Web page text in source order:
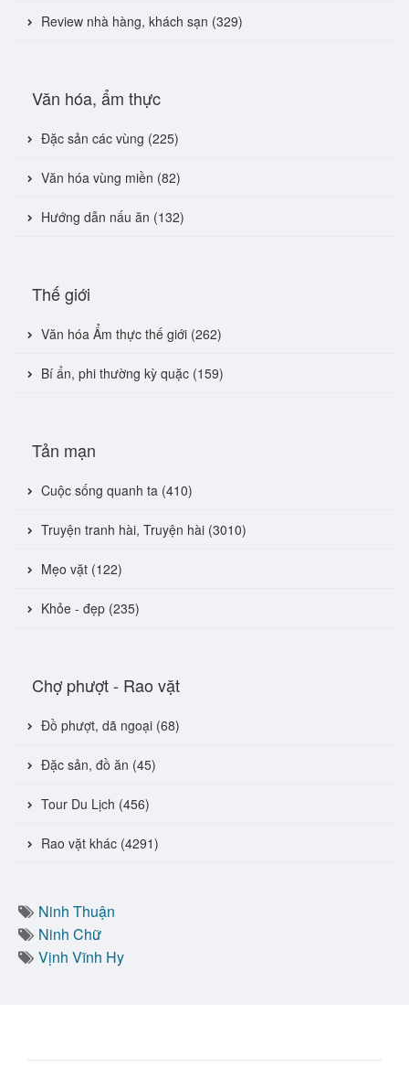
Review nhà hàng, khách sạn (329)
Văn hóa, ẩm thực
Đặc sản các vùng (225)
Văn hóa vùng miền (82)
Hướng dẫn nấu ăn (132)
Thế giới
Văn hóa Ẩm thực thế giới (262)
Bí ẩn, phi thường kỳ quặc (159)
Tản mạn
Cuộc sống quanh ta (410)
Truyện tranh hài, Truyện hài (3010)
Mẹo vặt (122)
Khỏe - đẹp (235)
Chợ phượt - Rao vặt
Đồ phượt, dã ngoại (68)
Đặc sản, đồ ăn (45)
Tour Du Lịch (456)
Rao vặt khác (4291)
Ninh Thuận
Ninh Chữ
Vịnh Vĩnh Hy